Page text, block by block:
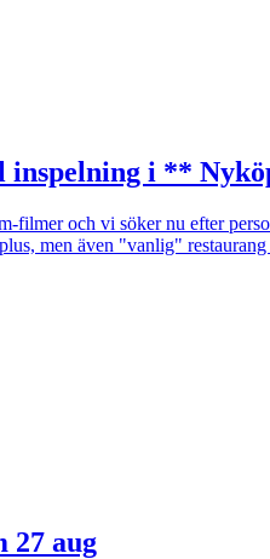
inspelning i **
filmer och vi söker nu efter
men även "vanlig"
27 aug